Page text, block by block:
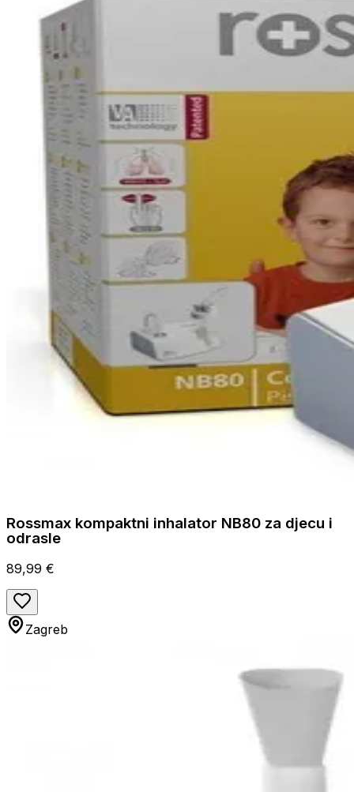
Rossmax kompaktni inhalator NB80 za djecu i
odrasle
89,99 €
Zagreb